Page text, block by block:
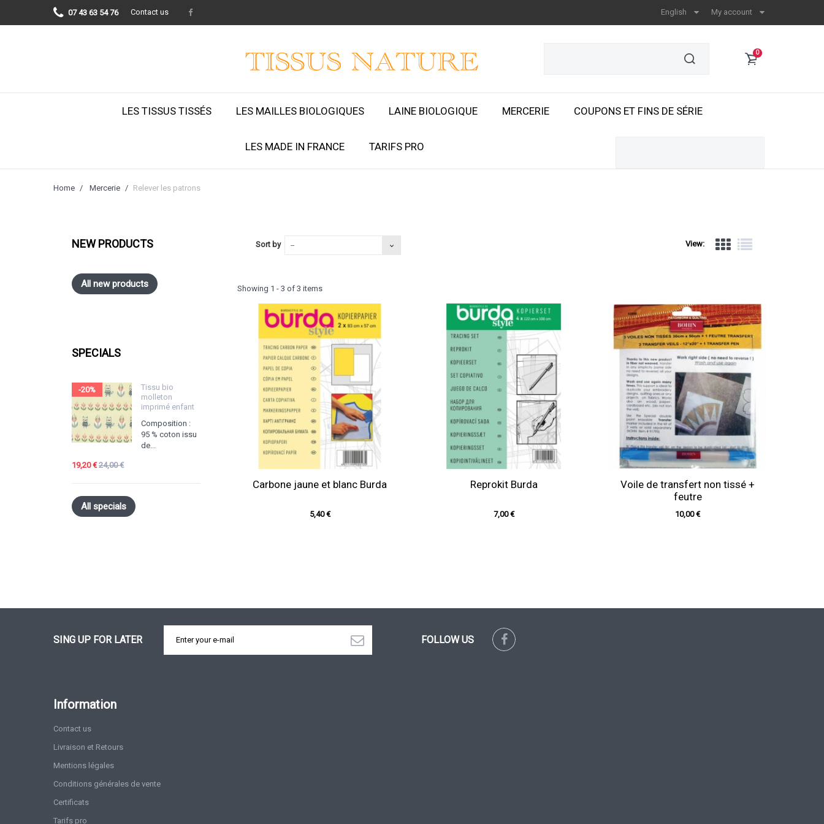
07 43 63 54 76 Contact us My account
English
0
LES TISSUS TISSÉS LES MAILLES BIOLOGIQUES LAINE BIOLOGIQUE MERCERIE COUPONS ET FINS DE SÉRIE
LES MADE IN FRANCE TARIFS PRO
Home Mercerie Relever les patrons
NEW PRODUCTS
All new products
SPECIALS
-20%
Tissu bio
molleton
imprimé enfant
Composition :
95 % coton issu
de...
19,20 €24,00 €
All specials
View:
Sort by --
Showing 1 - 3 of 3 items
Carbone jaune et blanc Burda
5,40 €
Reprokit Burda
7,00 €
Voile de transfert non tissé +
feutre
10,00 €
SING UP FOR LATER FOLLOW US
Information
Contact us
Livraison et Retours
Mentions légales
Conditions générales de vente
Certificats
Tarifs pro